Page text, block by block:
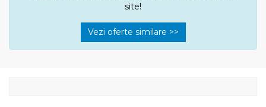
site!
Vezi oferte similare >>